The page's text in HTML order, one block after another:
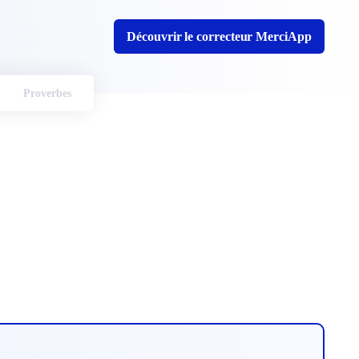
Découvrir le correcteur MerciApp
Proverbes